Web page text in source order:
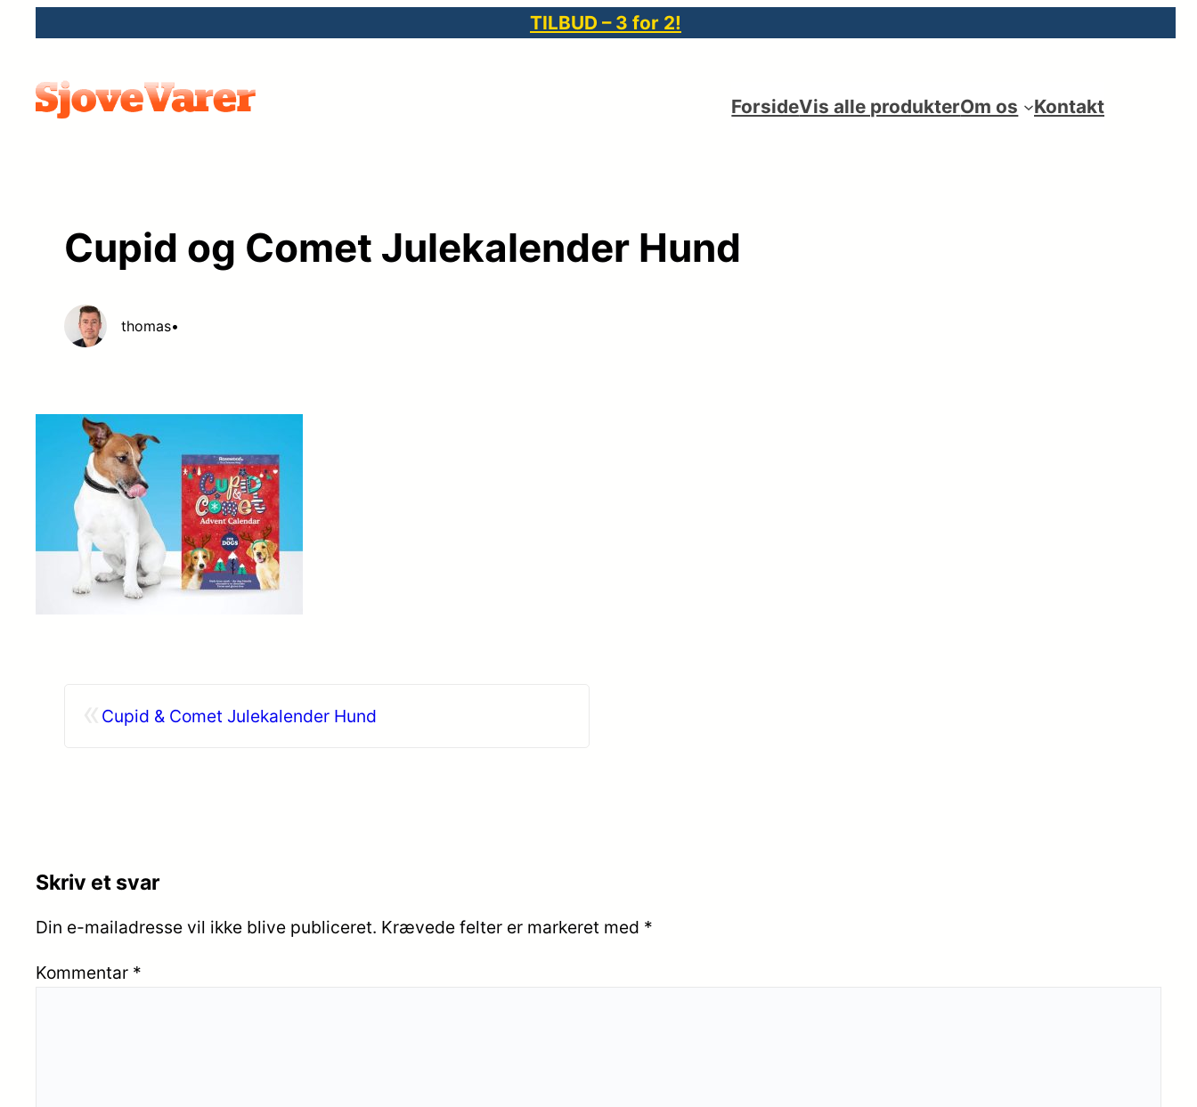
indhold
TILBUD – 3 for 2!
ForsideVis alle produkterOm os Kontakt
Cupid og Comet Julekalender Hund
thomas•
Cupid & Comet Julekalender Hund
Skriv et svar
Din e-mailadresse vil ikke blive publiceret. Krævede felter er markeret med *
Kommentar *